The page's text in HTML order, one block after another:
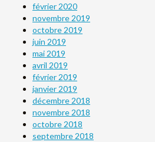
février 2020
novembre 2019
octobre 2019
juin 2019
mai 2019
avril 2019
février 2019
janvier 2019
décembre 2018
novembre 2018
octobre 2018
septembre 2018